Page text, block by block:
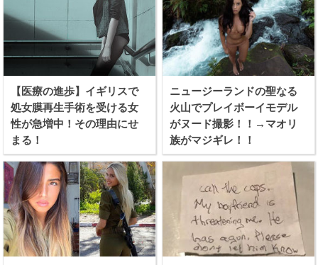
【医療の進歩】イギリスで
処女膜再生手術を受ける女
性が急増中！その理由にせ
まる！
ニュージーランドの聖なる
火山でプレイボーイモデル
がヌード撮影！！→マオリ
族がマジギレ！！